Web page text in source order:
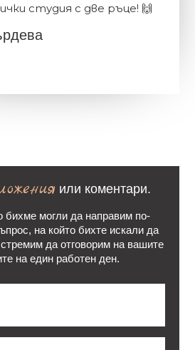
студия с две ръце! 🙌
или коментари.
бихме могли да направим по-
на който бихте искали да
да отговорим на вашите
на един работен ден.